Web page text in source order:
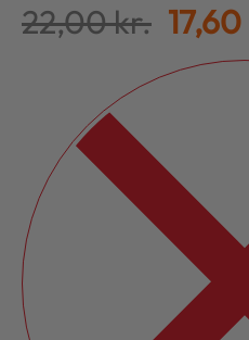
22,00kr. 17,60